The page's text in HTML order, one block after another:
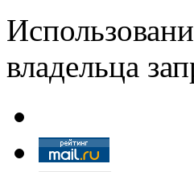
владельца